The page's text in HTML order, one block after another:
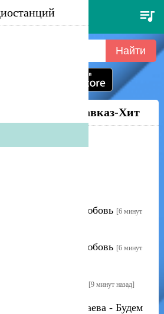
Хит
на Радио Кавказ-Хит
пой!
пой!
пой!
- Между нами любовь [6 минут
- Между нами любовь [6 минут
- По кабакам [9 минут назад]
Зульфия Чотчаева - Будем